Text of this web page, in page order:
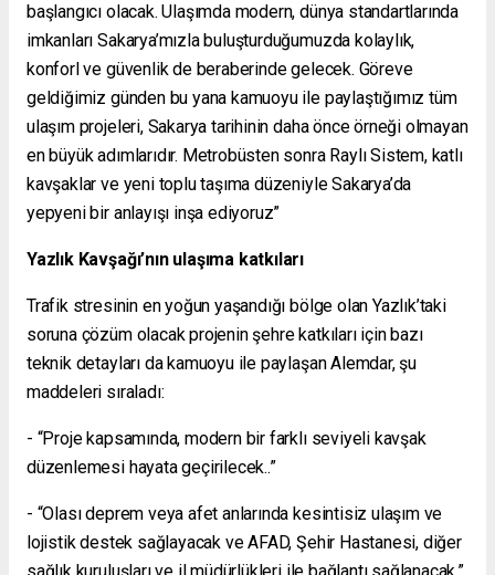
başlangıcı olacak. Ulaşımda modern, dünya standartlarında
imkanları Sakarya’mızla buluşturduğumuzda kolaylık,
konforl ve güvenlik de beraberinde gelecek. Göreve
geldiğimiz günden bu yana kamuoyu ile paylaştığımız tüm
ulaşım projeleri, Sakarya tarihinin daha önce örneği olmayan
en büyük adımlarıdır. Metrobüsten sonra Raylı Sistem, katlı
kavşaklar ve yeni toplu taşıma düzeniyle Sakarya’da
yepyeni bir anlayışı inşa ediyoruz”
Yazlık Kavşağı’nın ulaşıma katkıları
Trafik stresinin en yoğun yaşandığı bölge olan Yazlık’taki
soruna çözüm olacak projenin şehre katkıları için bazı
teknik detayları da kamuoyu ile paylaşan Alemdar, şu
maddeleri sıraladı:
- “Proje kapsamında, modern bir farklı seviyeli kavşak
düzenlemesi hayata geçirilecek..”
- “Olası deprem veya afet anlarında kesintisiz ulaşım ve
lojistik destek sağlayacak ve AFAD, Şehir Hastanesi, diğer